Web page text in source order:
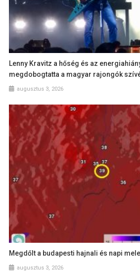
Lenny Kravitz a hőség és az
megdobogtatta a magyar rajongók
augusztus 3, 2026
Megdőlt a budapesti hajnali és napi
augusztus 3, 2026